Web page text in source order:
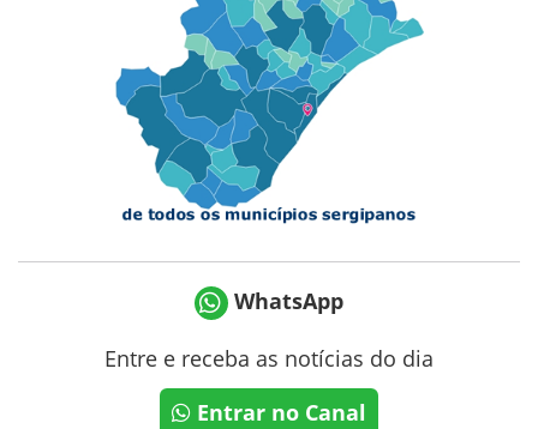
WhatsApp
Entre e receba as notícias do dia
Entrar no Canal